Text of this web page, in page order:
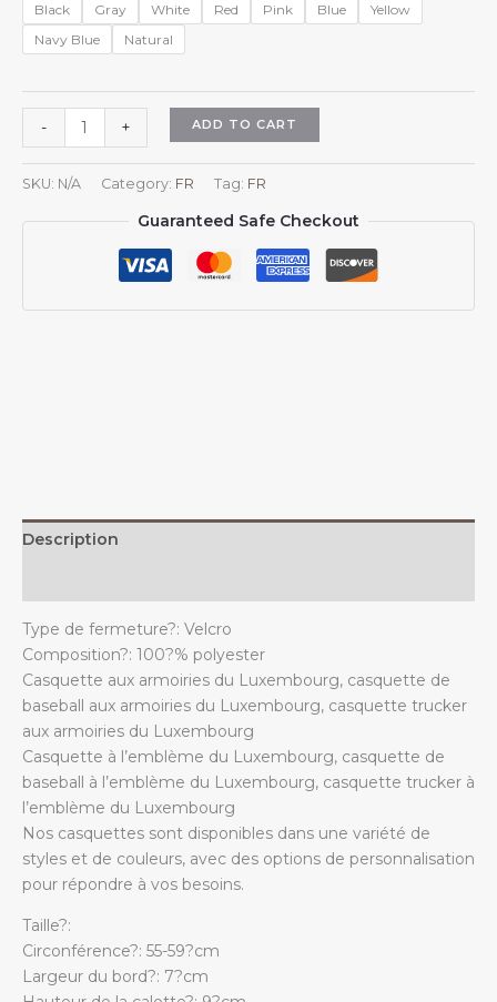
Black Gray White Red Pink Blue
Yellow
Navy Blue
Natural
-
Casquette
Luxembourg
pour
hommes
et
quantity
+ ADD TO CART
SKU: N/A Category: FR Tag: FR
Guaranteed Safe Checkout
Description
Type de fermeture?: Velcro
Composition?: 100?% polyester
Casquette aux armoiries du Luxembourg, casquette de
baseball aux armoiries du Luxembourg, casquette trucker
aux armoiries du Luxembourg
Casquette à l’emblème du Luxembourg, casquette de
baseball à l’emblème du Luxembourg, casquette trucker à
l’emblème du Luxembourg
Nos casquettes sont disponibles dans une variété de
styles et de couleurs, avec des options de personnalisation
pour répondre à vos besoins.
Taille?:
Circonférence?: 55-59?cm
Largeur du bord?: 7?cm